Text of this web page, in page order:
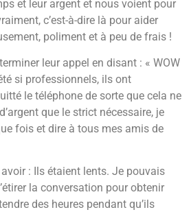
et leur argent et nous voient pour
c’est-à-dire là pour aider
poliment et à peu de frais !
leur appel en disant : « WOW
si professionnels, ils ont
le téléphone de sorte que cela ne
que le strict nécessaire, je
fois et dire à tous mes amis de
: Ils étaient lents. Je pouvais
la conversation pour obtenir
des heures pendant qu’ils